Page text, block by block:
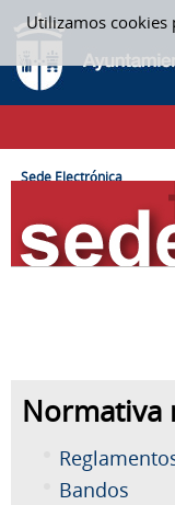
Utilizamos cookies
Saltar al contenido
SEDE ELECTRÓNICA
CAMINO DE MIGAS
Sede Electrónica
Normativa
Bandos